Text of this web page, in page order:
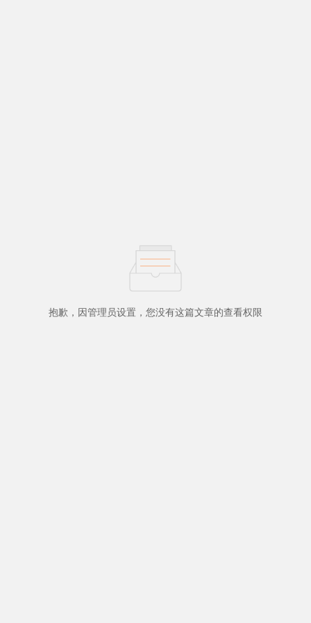
抱歉，因管理员设置，您没有这篇文章的查看权限